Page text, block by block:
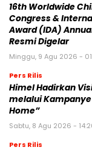
16th Worldwide
Congress &
Award (IDA)
Resmi Digelar
Minggu, 9 Agu 2026 -
Pers Rilis
Himel Hadirkan
melalui
Home”
Sabtu, 8 Agu 2026 -
Pers Rilis